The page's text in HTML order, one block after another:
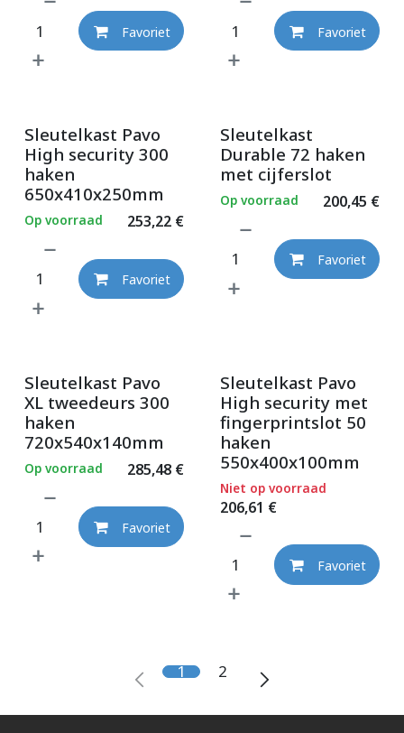
Favoriet Favoriet
Sleutelkast Pavo
High security 300
haken
650x410x250mm
253,22€
Op voorraad
Favoriet
Sleutelkast
Durable 72 haken
met cijferslot
200,45 €
Op voorraad
Favoriet
Sleutelkast Pavo
XL tweedeurs 300
haken
720x540x140mm
285,48€
Op voorraad
Favoriet
Sleutelkast Pavo
High security met
fingerprintslot 50
haken
550x400x100mm
206,61 €
Niet op voorraad
Favoriet
1 2